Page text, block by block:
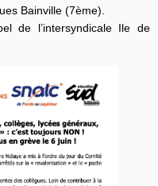
Bainville (7ème).
de l’intersyndicale Ile de